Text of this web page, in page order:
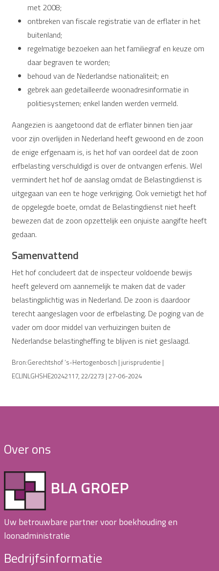
met 2008;
ontbreken van fiscale registratie van de erflater in het
buitenland;
regelmatige bezoeken aan het familiegraf en keuze om
daar begraven te worden;
behoud van de Nederlandse nationaliteit; en
gebrek aan gedetailleerde woonadresinformatie in
politiesystemen; enkel landen werden vermeld.
Aangezien is aangetoond dat de erflater binnen tien jaar
voor zijn overlijden in Nederland heeft gewoond en de zoon
de enige erfgenaam is, is het hof van oordeel dat de zoon
erfbelasting verschuldigd is over de ontvangen erfenis. Wel
vermindert het hof de aanslag omdat de Belastingdienst is
uitgegaan van een te hoge verkrijging. Ook vernietigt het hof
de opgelegde boete, omdat de Belastingdienst niet heeft
bewezen dat de zoon opzettelijk een onjuiste aangifte heeft
gedaan.
Samenvattend
Het hof concludeert dat de inspecteur voldoende bewijs
heeft geleverd om aannemelijk te maken dat de vader
belastingplichtig was in Nederland. De zoon is daardoor
terecht aangeslagen voor de erfbelasting. De poging van de
vader om door middel van verhuizingen buiten de
Nederlandse belastingheffing te blijven is niet geslaagd.
Bron:Gerechtshof ‘s-Hertogenbosch | jurisprudentie |
ECLINLGHSHE20242117, 22/2273 | 27-06-2024
Over ons
BLA GROEP
Uw betrouwbare partner voor boekhouding en
loonadministratie
Bedrijfsinformatie